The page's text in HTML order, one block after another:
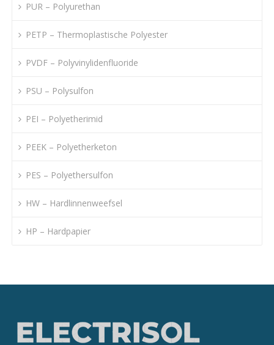
PUR – Polyurethan
PETP – Thermoplastische Polyester
PVDF – Polyvinylidenfluoride
PSU – Polysulfon
PEI – Polyetherimid
PEEK – Polyetherketon
PES – Polyethersulfon
HW – Hardlinnenweefsel
HP – Hardpapier